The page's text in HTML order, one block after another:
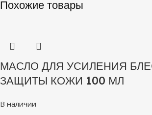
Похожие товары
МАСЛО ДЛЯ УСИЛЕНИЯ
ЗАЩИТЫ КОЖИ 100 МЛ
В наличии